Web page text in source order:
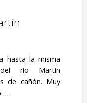
hasta la misma
río Martín
de cañón. Muy
…